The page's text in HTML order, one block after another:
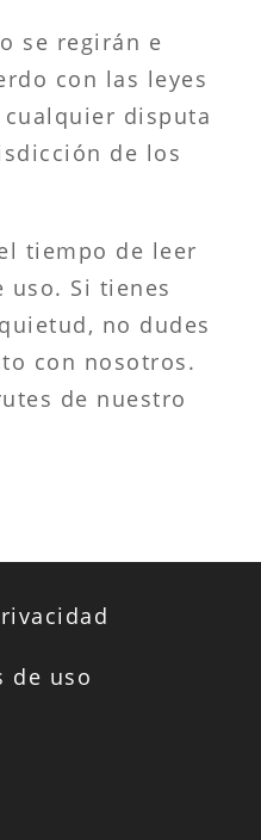
se regirán e
con las leyes
disputa
de los
tiempo de leer
uso. Si tienes
no dudes
con nosotros.
de nuestro
de uso